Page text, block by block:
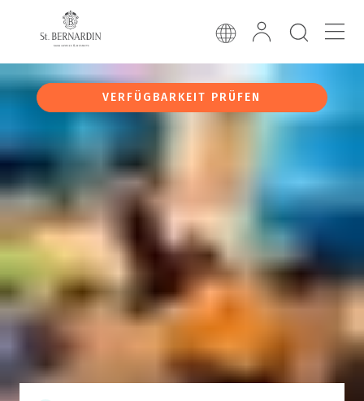
VERFÜGBARKEIT PRÜFEN